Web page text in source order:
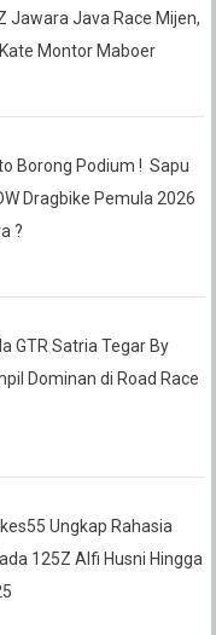
Jawara Java Race Mijen,
Montor Maboer
Borong Podium ! Sapu
Dragbike Pemula 2026
?
GTR Satria Tegar By
Dominan di Road Race
Ungkap Rahasia
125Z Alfi Husni Hingga